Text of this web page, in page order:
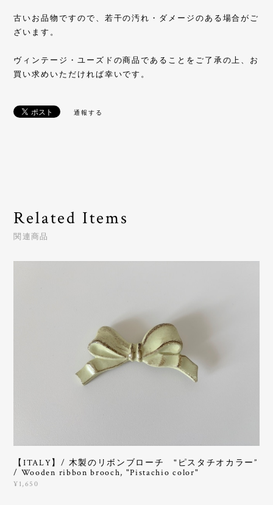
古いお品物ですので、若干の汚れ・ダメージのある場合がご
ざいます。
ヴィンテージ・ユーズドの商品であることをご了承の上、お
買い求めいただければ幸いです。
通報する
Related Items
関連商品
【ITALY】/ 木製のリボンブローチ "ピスタチオカラー”
/ Wooden ribbon brooch, "Pistachio color"
¥1,650